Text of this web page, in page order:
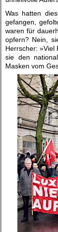
Was hatten
gefangen,
waren für
opfern? Nein,
Herrscher: »Viel
sie den
Masken vom